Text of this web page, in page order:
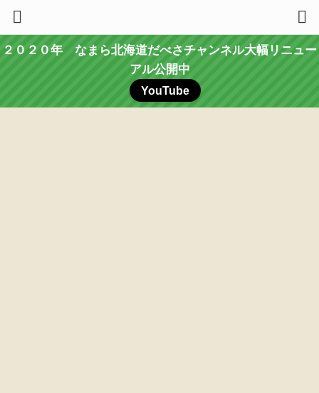
２０２０年 なまら北海道だべさチャンネル大幅リニュー
アル公開中
YouTube